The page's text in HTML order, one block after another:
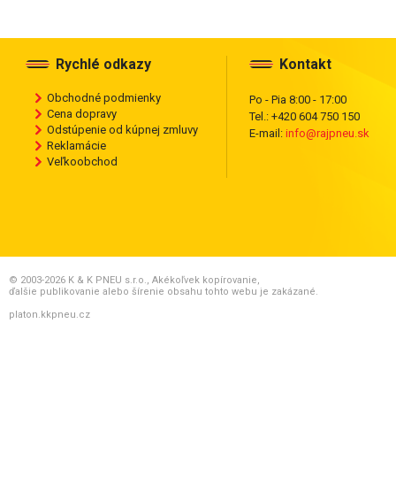
Rychlé odkazy
Obchodné podmienky
Cena dopravy
Odstúpenie od kúpnej zmluvy
Reklamácie
Veľkoobchod
Kontakt
Po - Pia 8:00 - 17:00
Tel.: +420 604 750 150
E-mail: info@rajpneu.sk
© 2003-2026 K & K PNEU s.r.o., Akékoľvek kopírovanie,
ďalšie publikovanie alebo šírenie obsahu tohto webu je zakázané.
platon.kkpneu.cz